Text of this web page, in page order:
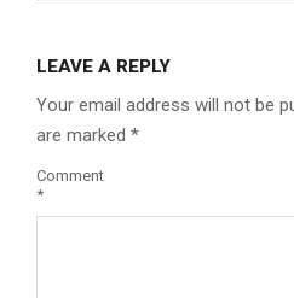
LEAVE A REPLY
Your email address will not be
are marked *
Comment
*